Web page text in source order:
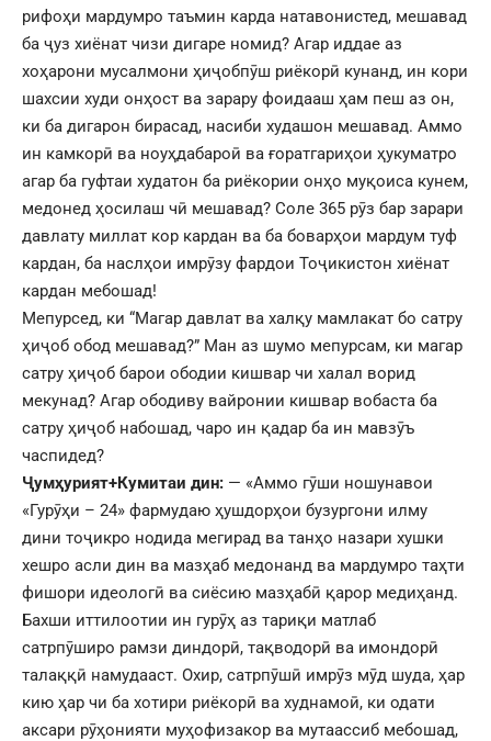
рифоҳи мардумро таъмин карда натавонистед, мешавад
ба ҷуз хиёнат чизи дигаре номид? Агар иддае аз
хоҳарони мусалмони ҳиҷобпӯш риёкорӣ кунанд, ин кори
шахсии худи онҳост ва зарару фоидааш ҳам пеш аз он,
ки ба дигарон бирасад, насиби худашон мешавад. Аммо
ин камкорӣ ва ноуҳдабароӣ ва ғоратгариҳои ҳукуматро
агар ба гуфтаи худатон ба риёкории онҳо муқоиса кунем,
медонед ҳосилаш чӣ мешавад? Соле 365 рӯз бар зарари
давлату миллат кор кардан ва ба боварҳои мардум туф
кардан, ба наслҳои имрӯзу фардои Тоҷикистон хиёнат
кардан мебошад!
Мепурсед, ки “Магар давлат ва халқу мамлакат бо сатру
ҳиҷоб обод мешавад?” Ман аз шумо мепурсам, ки магар
сатру ҳиҷоб барои ободии кишвар чи халал ворид
мекунад? Агар ободиву вайронии кишвар вобаста ба
сатру ҳиҷоб набошад, чаро ин қадар ба ин мавзӯъ
часпидед?
Ҷумҳурият+Кумитаи дин: — «Аммо гӯши ношунавои
«Гурӯҳи – 24» фармудаю ҳушдорҳои бузургони илму
дини тоҷикро нодида мегирад ва танҳо назари хушки
хешро асли дин ва мазҳаб медонанд ва мардумро таҳти
фишори идеологӣ ва сиёсию мазҳабӣ қарор медиҳанд.
Бахши иттилоотии ин гурӯҳ аз тариқи матлаб
сатрпӯширо рамзи диндорӣ, тақводорӣ ва имондорӣ
талаққӣ намудааст. Охир, сатрпӯшӣ имрӯз мӯд шуда, ҳар
кию ҳар чи ба хотири риёкорӣ ва худнамоӣ, ки одати
аксари рӯҳонияти муҳофизакор ва мутаассиб мебошад,